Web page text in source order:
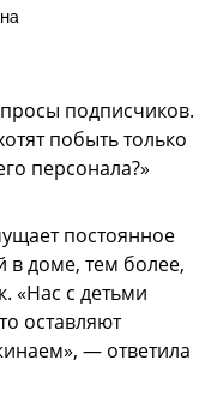
подписчиков.
побыть только
персонала?»
постоянное
в доме, тем более,
«Нас с детьми
оставляют
— ответила